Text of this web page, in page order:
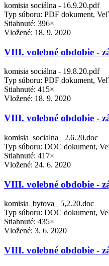
komisia sociálna - 16.9.20.pdf
Typ súboru: PDF dokument,
Stiahnuté: 396×
Vložené: 18. 9. 2020
VIII. volebné obdobie -
komisia sociálna - 19.8.20.pdf
Typ súboru: PDF dokument,
Stiahnuté: 415×
Vložené: 18. 9. 2020
VIII. volebné obdobie -
komisia_socialna_ 2.6.20.doc
Typ súboru: DOC dokument,
Stiahnuté: 417×
Vložené: 24. 6. 2020
VIII. volebné obdobie -
komisia_bytova_ 5,2.20.doc
Typ súboru: DOC dokument,
Stiahnuté: 435×
Vložené: 3. 6. 2020
VIII. volebné obdobie -